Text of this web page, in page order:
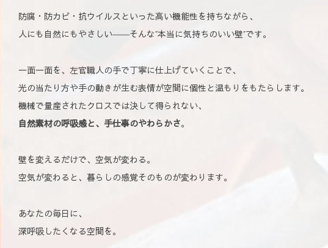
防腐・防カビ・抗ウイルスといった高い機能性を持ちながら、
人にも自然にもやさしい――そんな“本当に気持ちのいい壁”です。
一面一面を、左官職人の手で丁寧に仕上げていくことで、
光の当たり方や手の動きが生む表情が空間に個性と温もりをもたらします。
機械で量産されたクロスでは決して得られない、
自然素材の呼吸感と、手仕事のやわらかさ 。
壁を変えるだけで、空気が変わる。
空気が変わると、暮らしの感覚そのものが変わります。
あなたの毎日に、
深呼吸したくなる空間を。